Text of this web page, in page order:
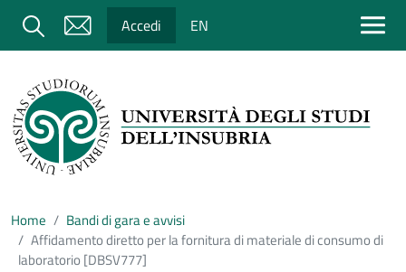
Salta al contenuto principale
Cerca Accedi EN
Home
Bandi di gara e avvisi
Affidamento diretto per la fornitura di materiale di consumo di
laboratorio [DBSV777]